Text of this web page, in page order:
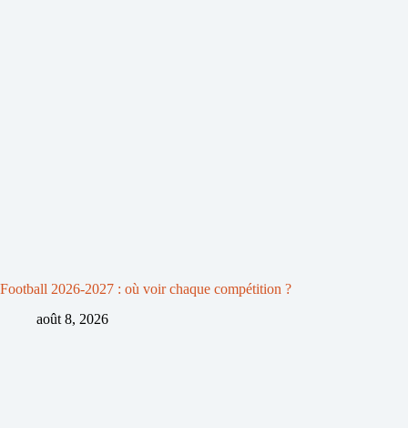
Football 2026-2027 : où voir chaque compétition ?
août 8, 2026